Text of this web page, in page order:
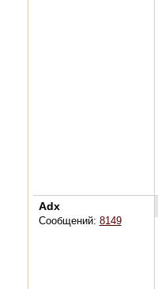
Adx
Сообщений: 8149